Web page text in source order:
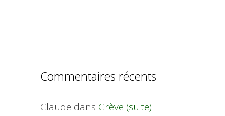
Commentaires récents
Claude dans Grève (suite)